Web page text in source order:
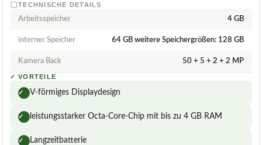
TECHNISCHE DETAILS
Arbeitsspeicher 4 GB
interner Speicher 64 GB weitere Speichergrößen: 128 GB
Kamera Back 50 + 5 + 2 + 2 MP
✓ VORTEILE
✓ V-förmiges Displaydesign
✓ leistungsstarker Octa-Core-Chip mit bis zu 4 GB RAM
✓ Langzeitbatterie